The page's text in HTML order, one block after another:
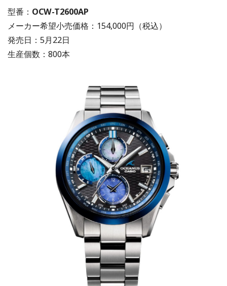
型番： OCW-T2600AP
メーカー希望小売価格：154,000円（税込）
発売日：5月22日
生産個数：800本